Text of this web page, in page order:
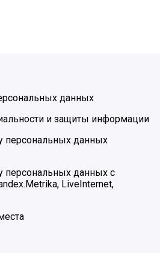
данных
и защиты информации
персональных данных
персональных данных с
LiveInternet,